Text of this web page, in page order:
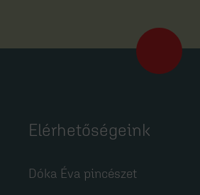
Elérhetőségeink
Dóka Éva pincészet